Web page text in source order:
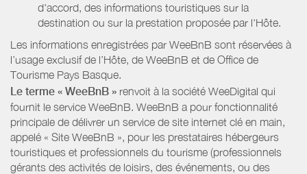
d'accord, des informations touristiques sur la
destination ou sur la prestation proposée par l'Hôte.
Les informations enregistrées par WeeBnB sont réservées à
l’usage exclusif de l’Hôte, de WeeBnB et de Office de
Tourisme Pays Basque.
Le terme « WeeBnB » renvoit à la société WeeDigital qui
fournit le service WeeBnB. WeeBnB a pour fonctionnalité
principale de délivrer un service de site internet clé en main,
appelé « Site WeeBnB », pour les prestataires hébergeurs
touristiques et professionnels du tourisme (professionnels
gérants des activités de loisirs, des événements, ou des